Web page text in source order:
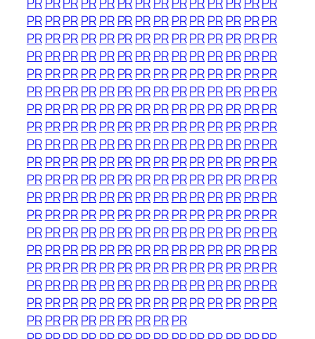
PRPRPRPRPR PRPRPRPRPRPRPR PRPR
PRPRPRPRPR PRPRPRPRPRPRPR PRPR
PRPRPRPRPR PRPRPRPRPRPRPR PRPR
PRPRPRPRPR PRPRPRPRPRPRPR PRPR
PRPRPRPRPR PRPRPRPRPRPRPR PRPR
PRPRPRPRPR PRPRPRPRPRPRPR PRPR
PRPRPRPRPR PRPRPRPRPRPRPR PRPR
PRPRPRPRPR PRPRPRPRPRPRPR PRPR
PRPRPRPRPR PRPRPRPRPRPRPR PRPR
PRPRPRPRPR PRPRPRPRPRPRPR PRPR
PRPRPRPRPR PRPRPRPRPRPRPR PRPR
PRPRPRPRPR PRPRPRPRPRPRPR PRPR
PRPRPRPRPR PRPRPRPRPRPRPR PRPR
PRPRPRPRPR PRPRPRPRPRPRPR PRPR
PRPRPRPRPR PRPRPRPRPRPRPR PRPR
PRPRPRPRPR PRPRPRPRPRPRPR PRPR
PRPRPRPRPR PRPRPRPRPRPRPR PRPR
PRPRPRPRPR PRPRPRPR